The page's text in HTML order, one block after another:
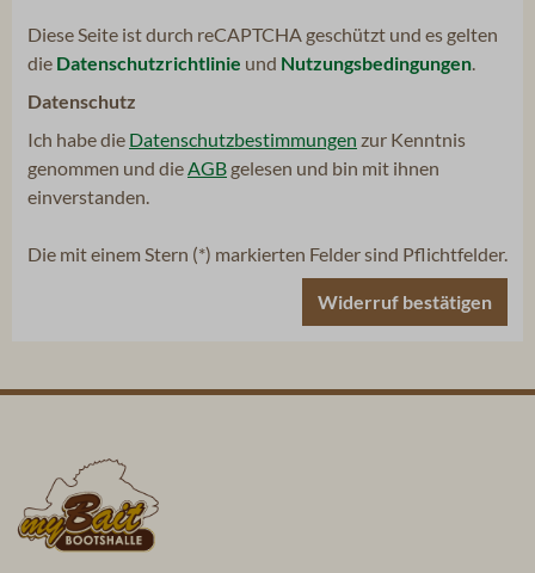
Diese Seite ist durch reCAPTCHA geschützt und es gelten
die Datenschutzrichtlinie und Nutzungsbedingungen.
Datenschutz
Ich habe die Datenschutzbestimmungen zur Kenntnis
genommen und dieAGB gelesen und bin mit ihnen
einverstanden.
Die mit einem Stern (*) markierten Felder sind Pflichtfelder.
Widerruf bestätigen